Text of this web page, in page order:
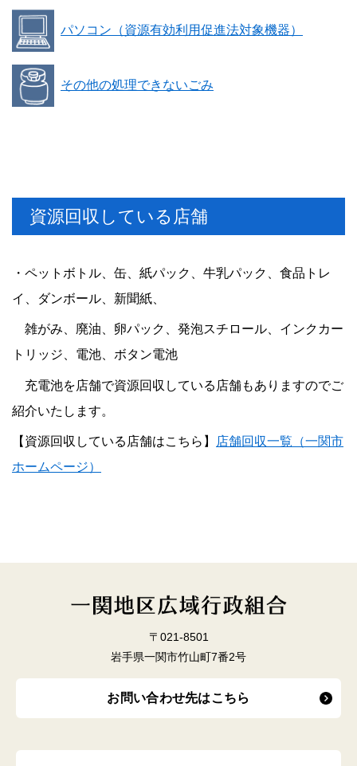
パソコン（資源有効利用促進法対象機器）
その他の処理できないごみ
資源回収している店舗
・ペットボトル、缶、紙パック、牛乳パック、食品トレ
イ、ダンボール、新聞紙、
雑がみ、廃油、卵パック、発泡スチロール、インクカー
トリッジ、電池、ボタン電池
充電池を店舗で資源回収している店舗もありますのでご
紹介いたします。
【資源回収している店舗はこちら】
店舗回収一覧（一関市
ホームページ）
〒021-8501
岩手県一関市竹山町7番2号
お問い合わせ先はこちら